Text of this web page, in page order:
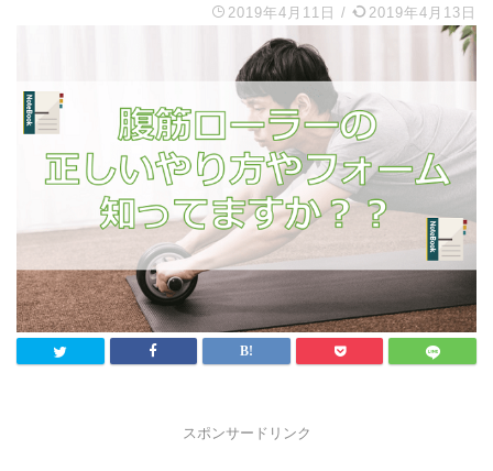
2019年4月11日 / 2019年4月13日
スポンサードリンク